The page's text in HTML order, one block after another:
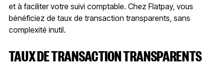
et à faciliter votre suivi comptable. Chez Flatpay, vous
bénéficiez de taux de transaction transparents, sans
complexité inutil.
TAUX DE TRANSACTION TRANSPARENTS